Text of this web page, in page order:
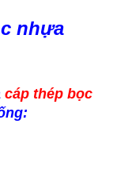
nhựa
cáp thép bọc